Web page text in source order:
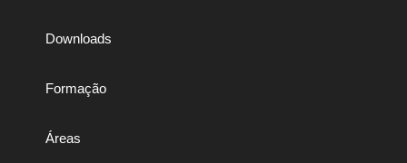
Downloads
Formação
Áreas